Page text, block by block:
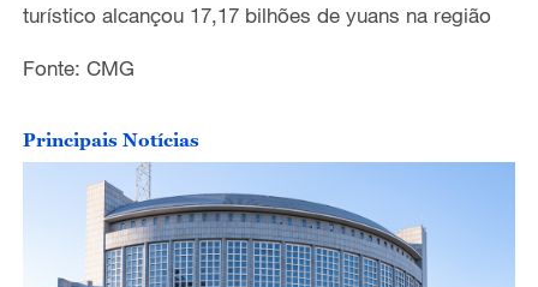
d
e
o
turístico alcançou 17,17 bilhões de yuans na região
Fonte: CMG
Principais Notícias